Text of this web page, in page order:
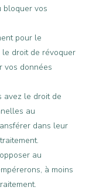
bloquer vos
pour le
droit de révoquer
vos données
avez le droit de
au
dans leur
au
à moins